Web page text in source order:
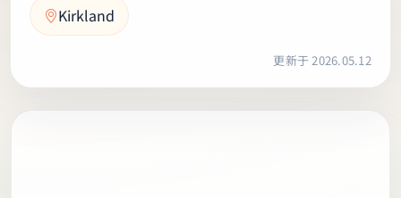
Kirkland
更新于 2026.05.12